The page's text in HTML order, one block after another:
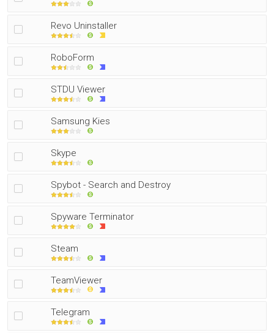
Revo Uninstaller
RoboForm
STDU Viewer
Samsung Kies
Skype
Spybot - Search and Destroy
Spyware Terminator
Steam
TeamViewer
Telegram